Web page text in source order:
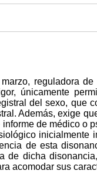
reguladora
únicamente
del sexo, que
Además, exige
de médico o
de esta
de dicha
acomodar sus